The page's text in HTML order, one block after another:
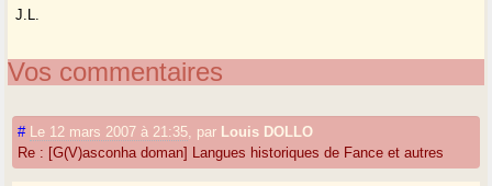
J.L.
Vos commentaires
# Le 12 mars 2007 à 21:35 par Louis DOLLO
Re : [G(V)asconha doman] Langues historiques de Fance et autres